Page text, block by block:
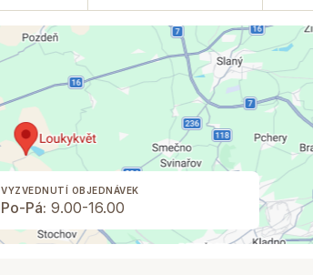
VYZVEDNUTÍ OBJEDNÁVEK
Po-Pá: 9.00-16.00